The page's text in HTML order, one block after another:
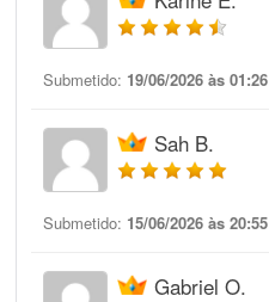
Submetido: 19/06/2026 às 01:26
Sah B.
Submetido: 15/06/2026 às 20:55
Gabriel O.